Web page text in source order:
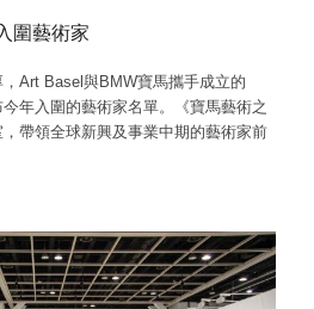
圍藝術家
Art Basel與BMW寶馬攜手成立的
今年入圍的藝術家名單。《寶馬藝術之
帶領全球新興及事業中期的藝術家前